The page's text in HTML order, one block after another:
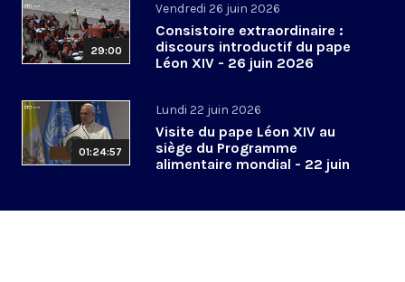
29:00
Vendredi 26 juin 2026
Consistoire extraordinaire :
discours introductif du pape
Léon XIV - 26 juin 2026
01:24:57
Lundi 22 juin 2026
Visite du pape Léon XIV au
siège du Programme
alimentaire mondial - 22 juin